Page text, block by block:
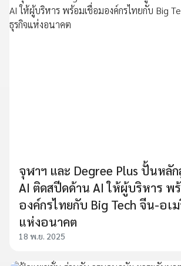
จุฬาฯ และ Degree Plus ปั้นหลัก
AI ติดสปีดด้าน AI ให้ผู้บริหาร พ
องค์กรไทยกับ Big Tech จีน-อเ
แห่งอนาคต
18 พ.ย. 2025